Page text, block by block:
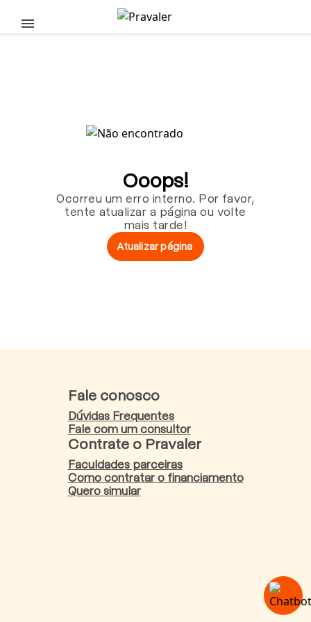
Pular para o conteúdo principal
Ooops!
Ocorreu um erro interno. Por favor,
tente atualizar a página ou volte
mais tarde!
Atualizar página
Fale conosco
Dúvidas Frequentes
Fale com um consultor
Contrate o Pravaler
Faculdades parceiras
Como contratar o financiamento
Quero simular